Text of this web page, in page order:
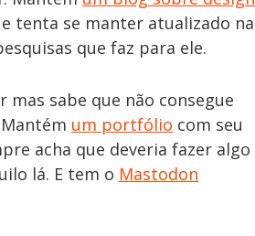
e tenta se manter atualizado na
que faz para ele.
mas sabe que não consegue
um portfólio com seu
acha que deveria fazer algo
lá. E tem o Mastodon